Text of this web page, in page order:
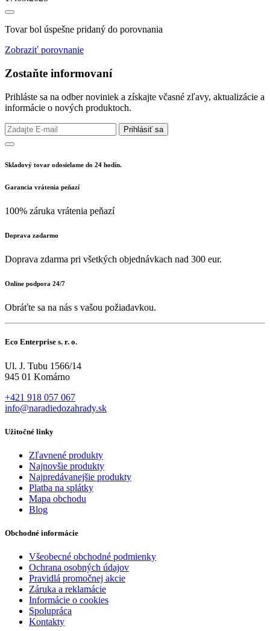
Tovar bol úspešne pridaný do porovnania
Zobraziť porovnanie
Zostaňte informovaní
Prihláste sa na odber noviniek a získajte včasné zľavy, aktualizácie a
informácie o nových produktoch.
Prihlásiť sa
Skladový tovar odosielame do 24 hodín.
Garancia vrátenia peňazí
100% záruka vrátenia peňazí
Doprava zadarmo
Doprava zdarma pri všetkých objednávkach nad 300 eur.
Online podpora 24/7
Obráťte sa na nás s vašou požiadavkou.
Eco Enterprise s. r. o.
Ul. J. Tubu 1566/14
945 01 Komárno
+421 918 057 067
info@naradiedozahrady.sk
Užitočné linky
Zľavnené produkty
Najnovšie produkty
Najpredávanejšie produkty
Platba na splátky
Mapa obchodu
Blog
Obchodné informácie
Všeobecné obchodné podmienky
Ochrana osobných údajov
Pravidlá promočnej akcie
Záruka a reklamácie
Informácie o cookies
Spolupráca
Kontakty